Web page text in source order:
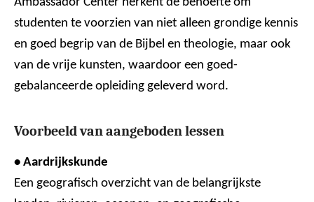
Ambassador Center herkent de behoefte om
studenten te voorzien van niet alleen grondige kennis
en goed begrip van de Bijbel en theologie, maar ook
van de vrije kunsten, waardoor een goed-
gebalanceerde opleiding geleverd word.
Voorbeeld van aangeboden lessen
• Aardrijkskunde
Een geografisch overzicht van de belangrijkste